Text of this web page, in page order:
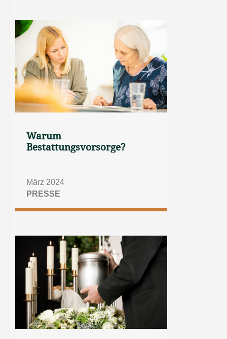
Warum
Bestattungsvorsorge?
März 2024
PRESSE